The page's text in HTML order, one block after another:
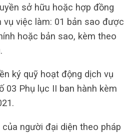
sở hữu hoặc hợp đồng
việc làm: 01 bản sao được
hoặc bản sao, kèm theo
ký quỹ hoạt động dịch vụ
03 Phụ lục II ban hành kèm
người đại diện theo pháp